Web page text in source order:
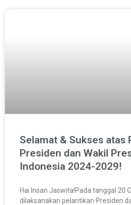
Selamat & Sukses atas
Presiden dan Wakil
Indonesia 2024-2029!
Hai Insan Jaswita!Pada tanggal 20
dilaksanakan pelantikan Presiden